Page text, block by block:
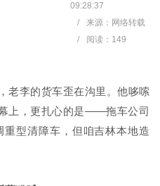
09:28:37
/
来源：网络转载
/
阅读： 149
老李的货车歪在沟里。他哆嗦
上，更扎心的是——拖车公司
重型清障车，但咱吉林本地造